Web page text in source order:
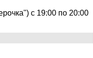
с 19:00 по 20:00